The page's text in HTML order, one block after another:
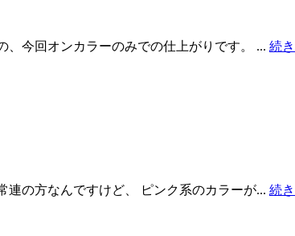
今回オンカラーのみでの仕上がりです。 ... 続
の方なんですけど、 ピンク系のカラーが... 続